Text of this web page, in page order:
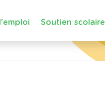
Soutien scolaire